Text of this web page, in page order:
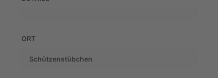
ORT
Schützenstübchen